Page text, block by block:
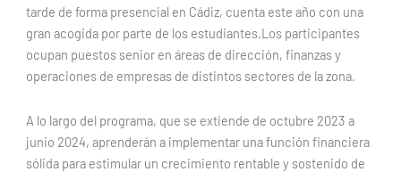
tarde de forma presencial en Cádiz, cuenta este año con una
gran acogida por parte de los estudiantes.Los participantes
ocupan puestos senior en áreas de dirección, finanzas y
operaciones de empresas de distintos sectores de la zona.
A lo largo del programa, que se extiende de octubre 2023 a
junio 2024, aprenderán a implementar una función financiera
sólida para estimular un crecimiento rentable y sostenido de